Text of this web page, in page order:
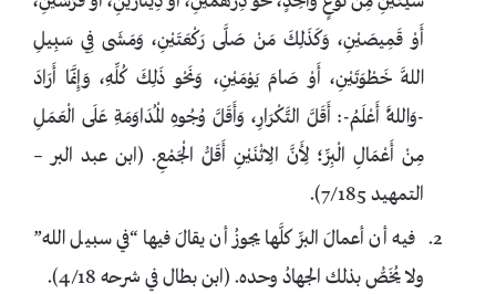
أَوْ قَمِيصَيْنِ، وَكَذَلِكَ مَنْ صَلَّى رَكْعَتَيْنِ، وَمَشَى فِي سَبِيلِ
اللَّهِ خَطْوَتَيْنِ، أَوْ صَامَ يَوْمَيْنِ، وَنَحْو ذَلِكَ كُلِّهِ، وَإِنَّمَا أَرَادَ
-وَاللَّهُ أَعْلَمُ-: أَقَلَّ التَّكْرَارِ، وَأَقَلَّ وُجُوهِ الْمُدَاوَمَةِ عَلَى الْعَمَلِ
مِنْ أَعْمَالِ الْبِرِّ؛ لِأَنَّ الِاثْنَيْنِ أَقَلُّ الْجَمْعِ. (ابن عبد البر –
التمهيد 7/185).
فيه أن أعمالَ البرِّ كلَّها يجوزُ أن يقالَ فيها “في سبيل الله”
ولا يُخَصُّ بذلك الجهادُ وحده. (ابن بطال في شرحه 4/18).